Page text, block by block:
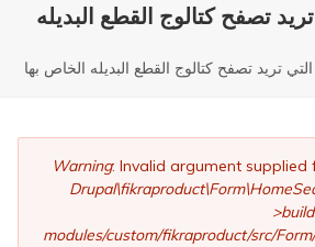
تصفح كتالوج القطع البديله
تريد تصفح كتالوج القطع البديله الخاص بها
Warning: Invalid argument supplied
modules/custom/fikraproduct/src/